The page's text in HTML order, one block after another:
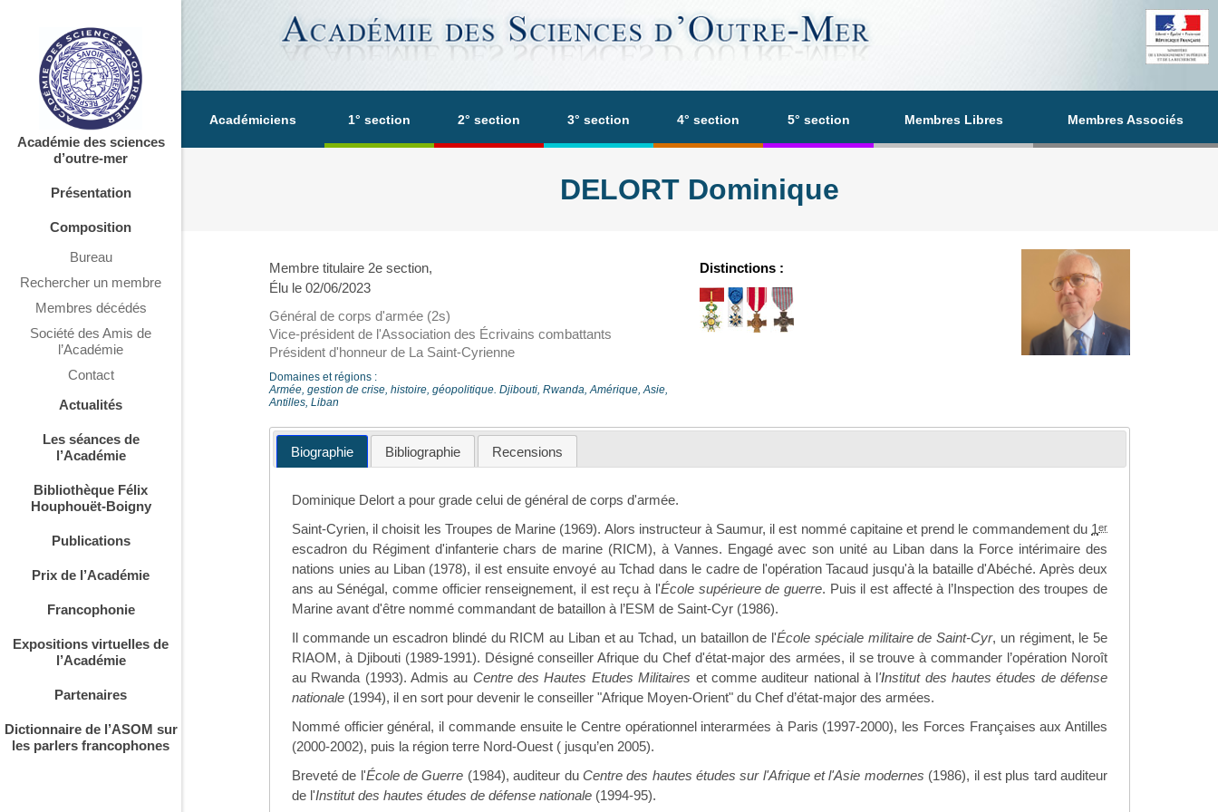
Académiciens 1° section 2° section 3° section 4° section 5° section Membres Libres Membres Associés
Académie des sciences
d’outre-mer
Présentation
Composition
Bureau
Rechercher un membre
Membres décédés
Société des Amis de
l’Académie
Contact
Actualités
Les séances de
l’Académie
Bibliothèque Félix
Houphouët-Boigny
Publications
Prix de l’Académie
Francophonie
Expositions virtuelles de
l’Académie
Partenaires
Dictionnaire de l’ASOM sur
les parlers francophones
DELORT Dominique
Membre titulaire 2e section,
Élu le 02/06/2023
Général de corps d'armée (2s)
Vice-président de l'Association des Écrivains combattants
Président d'honneur de La Saint-Cyrienne
Domaines et régions :
Armée, gestion de crise, histoire, géopolitique. Djibouti, Rwanda, Amérique, Asie,
Antilles, Liban
Distinctions :
Biographie Bibliographie Recensions
Dominique Delort a pour grade celui de général de corps d'armée.
Saint-Cyrien, il choisit les Troupes de Marine (1969). Alors instructeur à Saumur, il est nommé capitaine et prend le commandement du 1er
escadron du Régiment d'infanterie chars de marine (RICM), à Vannes. Engagé avec son unité au Liban dans la Force intérimaire des
nations unies au Liban (1978), il est ensuite envoyé au Tchad dans le cadre de l'opération Tacaud jusqu'à la bataille d'Abéché. Après deux
ans au Sénégal, comme officier renseignement, il est reçu à l'École supérieure de guerre. Puis il est affecté à l’Inspection des troupes de
Marine avant d'être nommé commandant de bataillon à l’ESM de Saint-Cyr (1986).
Il commande un escadron blindé du RICM au Liban et au Tchad, un bataillon de l'École spéciale militaire de Saint-Cyr, un régiment, le 5e
RIAOM, à Djibouti (1989-1991). Désigné conseiller Afrique du Chef d'état-major des armées, il se trouve à commander l’opération Noroît
au Rwanda (1993). Admis au Centre des Hautes Etudes Militaires et comme auditeur national à l'Institut des hautes études de défense
nationale (1994), il en sort pour devenir le conseiller "Afrique Moyen-Orient" du Chef d’état-major des armées.
Nommé officier général, il commande ensuite le Centre opérationnel interarmées à Paris (1997-2000), les Forces Françaises aux Antilles
(2000-2002), puis la région terre Nord-Ouest ( jusqu’en 2005).
Breveté de l'École de Guerre (1984), auditeur du Centre des hautes études sur l'Afrique et l'Asie modernes (1986), il est plus tard auditeur
de l'Institut des hautes études de défense nationale (1994-95).